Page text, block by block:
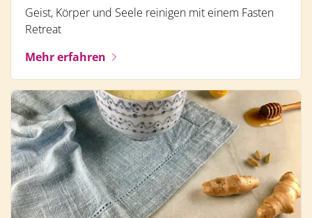
Geist, Körper und Seele reinigen mit einem Fasten
Retreat
Mehr erfahren